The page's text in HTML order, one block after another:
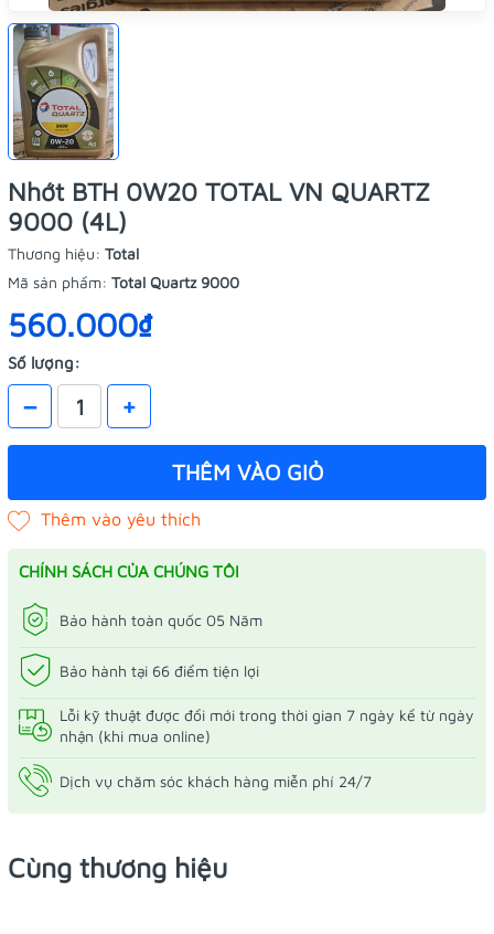
Nhớt BTH 0W20 TOTAL VN QUARTZ
9000 (4L)
Thương hiệu: Total
Mã sản phẩm: Total Quartz 9000
560.000₫
Số lượng:
– +
THÊM VÀO GIỎ
CHÍNH SÁCH CỦA CHÚNG TÔI
Bảo hành toàn quốc 05 Năm
Bảo hành tại 66 điểm tiện lợi
Lỗi kỹ thuật được đổi mới trong thời gian 7 ngày kể từ ngày
nhận (khi mua online)
Dịch vụ chăm sóc khách hàng miễn phí 24/7
Cùng thương hiệu